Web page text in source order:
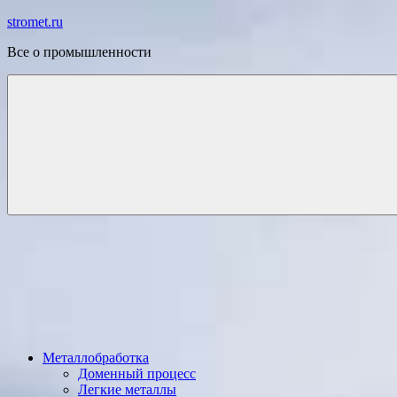
Перейти
содержимому
stromet.ru
Все о промышленности
Металлобработка
Доменный процесс
Легкие металлы